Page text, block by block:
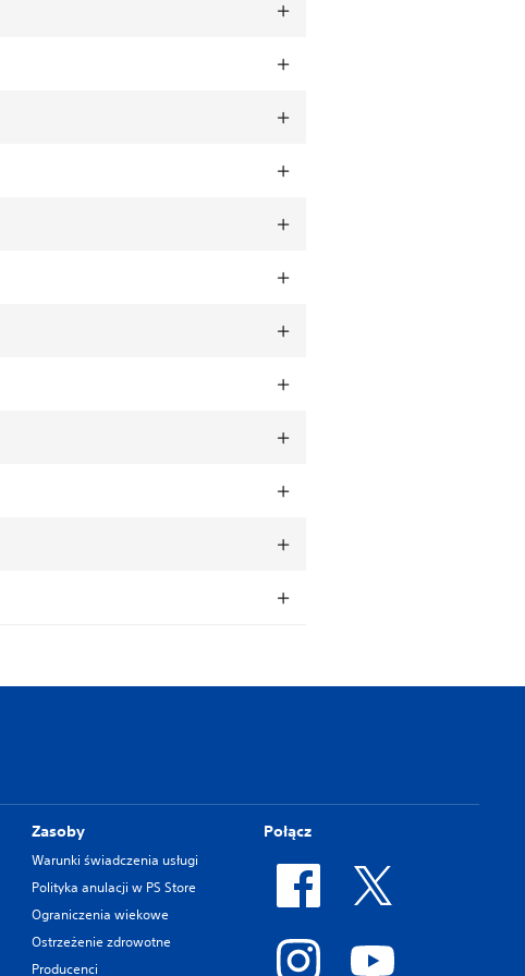
Zasoby
Warunki świadczenia usługi
Polityka anulacji w PS Store
Ograniczenia wiekowe
Ostrzeżenie zdrowotne
Producenci
Połącz